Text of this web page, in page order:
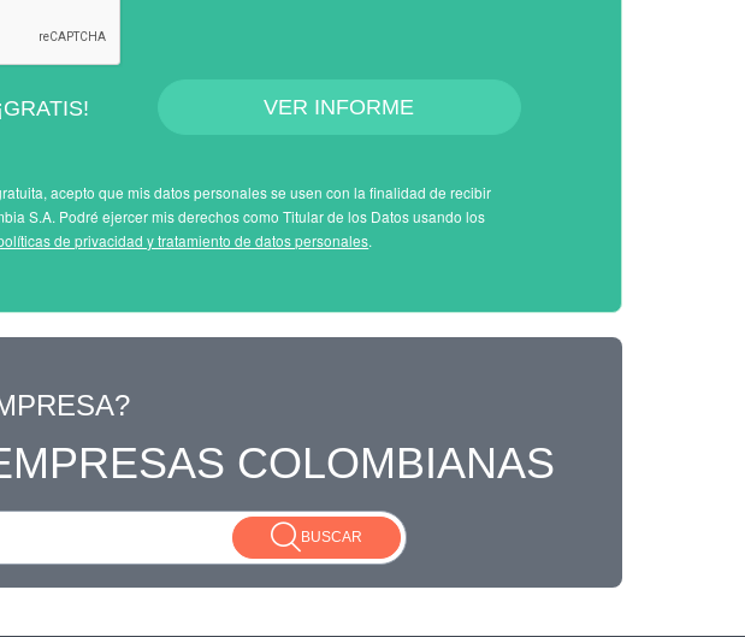
VER INFORME
acepto que mis datos personales se usen con la finalidad de recibir
S.A. Podré ejercer mis derechos como Titular de los Datos usando los
de privacidad y tratamiento de datos personales.
COLOMBIANAS
BUSCAR